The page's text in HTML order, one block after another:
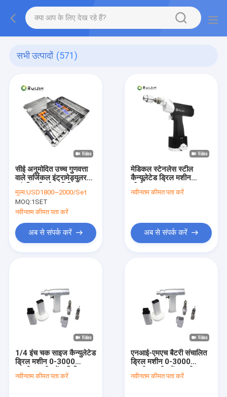
सभी उत्पादों (571)
सीई अनुमोदित उच्च गुणवत्ता
वाले सर्जिकल इंट्रामेड्युलर
उपकरण सेट
मूल्य:USD1800~2000/Set
MOQ:1SET
नवीनतम कीमत पता करें
अब से संपर्क करें
मेडिकल स्टेनलेस स्टील
कैन्यूलेटेड ड्रिल मशीन
सीडीएम-100 4.0N/M
टारेंट के साथ
नवीनतम कीमत पता करें
अब से संपर्क करें
1/4 इंच चक साइज कैन्युलेटेड
ड्रिल मशीन 0-3000
आरपीएम स्पीड रेंज लिथियम
आयन बैटरी प्रकार
नवीनतम कीमत पता करें
एनआई-एमएच बैटरी संचालित
ड्रिल मशीन 0-3000
आरपीएम स्पीड रेंज भारी शुल्क
अनुप्रयोगों के लिए
नवीनतम कीमत पता करें